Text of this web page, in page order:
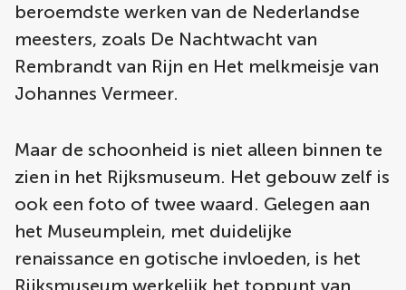
beroemdste werken van de Nederlandse
meesters, zoals De Nachtwacht van
Rembrandt van Rijn en Het melkmeisje van
Johannes Vermeer.
Maar de schoonheid is niet alleen binnen te
zien in het Rijksmuseum. Het gebouw zelf is
ook een foto of twee waard. Gelegen aan
het Museumplein, met duidelijke
renaissance en gotische invloeden, is het
Rijksmuseum werkelijk het toppunt van